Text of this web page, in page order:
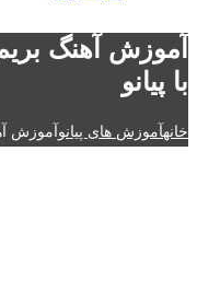
آموزش آهنگ
با پیانو
خانهآموزش های پیانوآموزش